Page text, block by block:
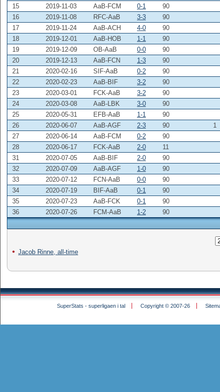
15
2019-11-03 AaB-FCM 0-1
90
16
2019-11-08 RFC-AaB 3-3
90
17
2019-11-24 AaB-ACH 4-0
90
18
2019-12-01 AaB-HOB 1-1
90
19
2019-12-09 OB-AaB 0-0
90
20
2019-12-13 AaB-FCN 1-3
90
21
2020-02-16 SIF-AaB 0-2
90
22
2020-02-23 AaB-BIF 3-2
90
23
2020-03-01 FCK-AaB 3-2
90
24
2020-03-08 AaB-LBK 3-0
90
25
2020-05-31 EFB-AaB 1-1
90
26
2020-06-07 AaB-AGF 2-3 90
1
27
2020-06-14 AaB-FCM 0-2
90
28
2020-06-17 FCK-AaB 2-0
11
31
2020-07-05 AaB-BIF 2-0
90
32
2020-07-09 AaB-AGF 1-0
90
33
2020-07-12 FCN-AaB 0-0
90
34
2020-07-19 BIF-AaB 0-1
90
35
2020-07-23 AaB-FCK 0-1
90
36
2020-07-26 FCM-AaB 1-2 90
Jacob Rinne, all-time
SuperStats - superligaen i tal Copyright © 2007-26